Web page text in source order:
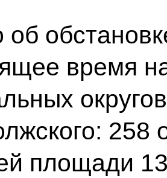
об
время
258
площади